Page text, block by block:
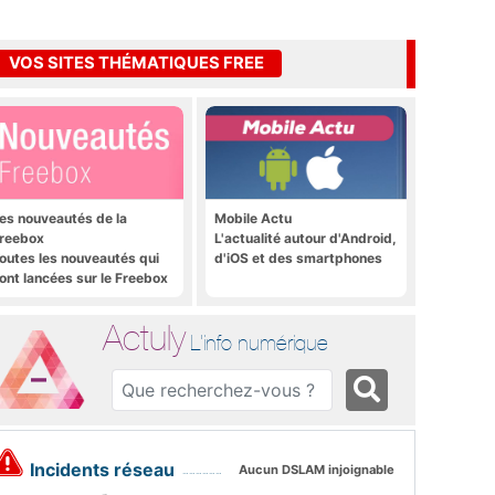
VOS SITES THÉMATIQUES FREE
nouveautés de la
les nouveautés qui
lancées sur le Freebox
Mobile Actu
L'actualité autour d'Android,
d'iOS et des smartphones
Actuly L'info numérique
Incidents réseau Aucun DSLAM injoignable